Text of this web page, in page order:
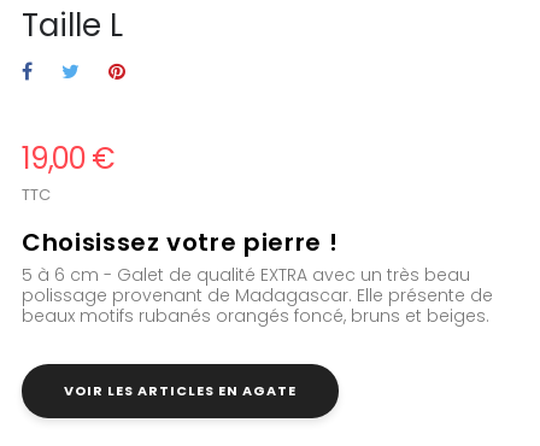
Taille L
19,00 €
TTC
Choisissez votre pierre !
5 à 6 cm - Galet de qualité EXTRA avec un très beau
polissage provenant de Madagascar. Elle présente de
beaux motifs rubanés orangés foncé, bruns et beiges.
VOIR LES ARTICLES EN AGATE